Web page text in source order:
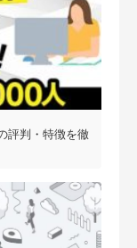
評判・特徴を徹